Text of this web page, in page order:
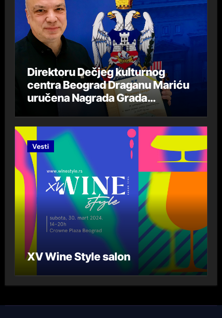
Direktoru Dečjeg kulturnog
centra Beograd Draganu Mariću
uručena Nagrada Grada
Beograda „DespotStefan
Lazarević“ za 2023. godinu
Vesti
XV Wine Style salon